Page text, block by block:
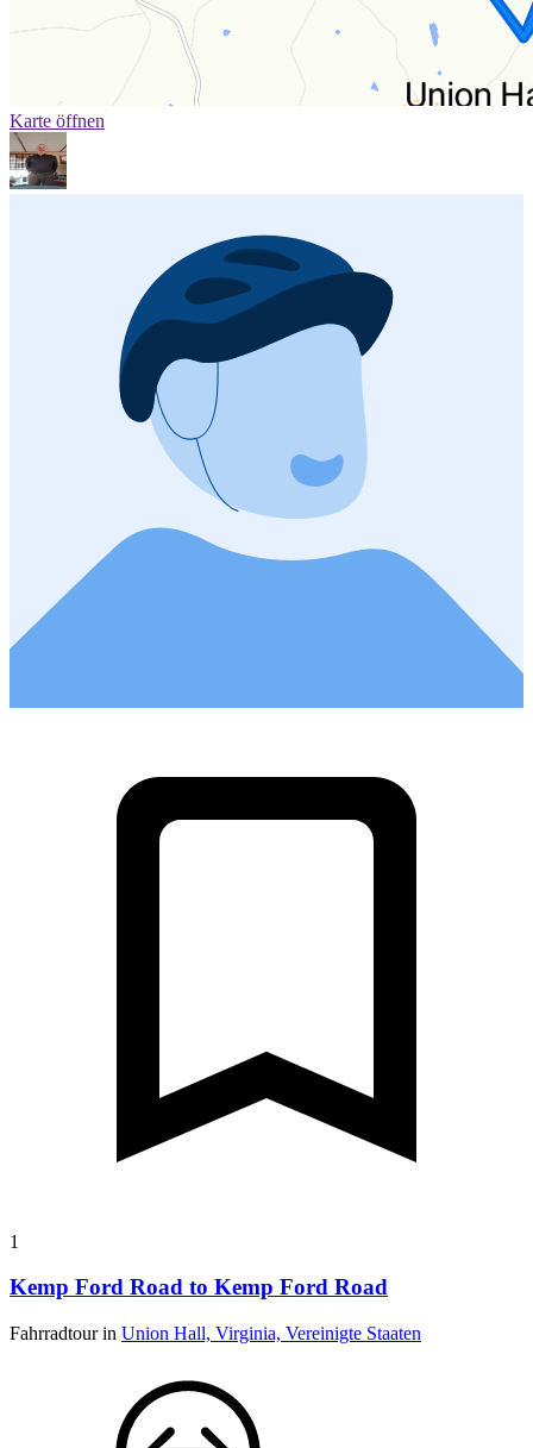
Karte öffnen
1
Kemp Ford Road to Kemp Ford Road
Fahrradtour in Union Hall, Virginia, Vereinigte Staaten